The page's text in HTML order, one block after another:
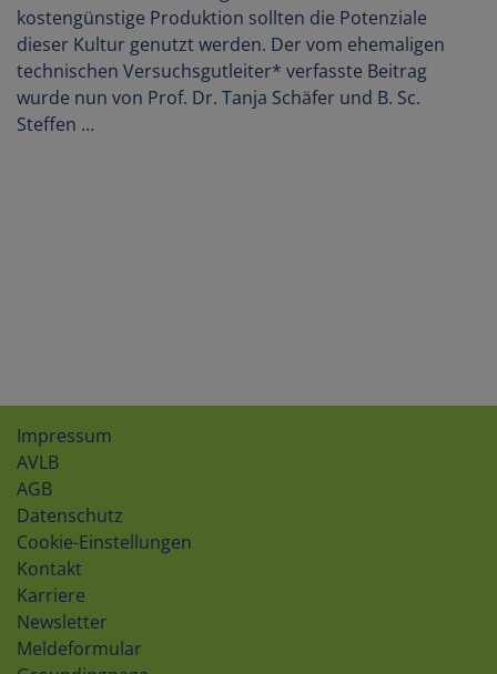
kostengünstige Produktion sollten die Potenziale
dieser Kultur genutzt werden. Der vom ehemaligen
technischen Versuchsgutleiter* verfasste Beitrag
wurde nun von Prof. Dr. Tanja Schäfer und B. Sc.
Steffen …
Impressum
AVLB
AGB
Datenschutz
Cookie-Einstellungen
Kontakt
Karriere
Newsletter
Meldeformular